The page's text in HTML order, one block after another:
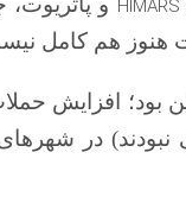
HIMARS
هنوز هم کامل
بود؛ افزایش
در شهرهای